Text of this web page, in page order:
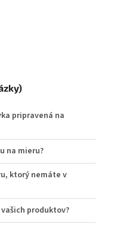
pripravená na
na mieru?
ktorý nemáte v
produktov?